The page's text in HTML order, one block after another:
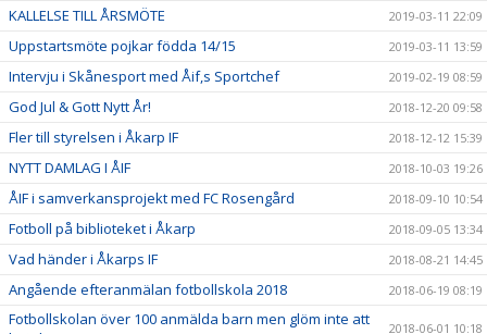
KALLELSE TILL ÅRSMÖTE 2019-03-11 22:09
Uppstartsmöte pojkar födda 14/15 2019-03-11 13:59
Intervju i Skånesport med Åif,s Sportchef 2019-02-19 08:59
God Jul & Gott Nytt År! 2018-12-20 09:58
Fler till styrelsen i Åkarp IF 2018-12-12 15:39
NYTT DAMLAG I ÅIF 2018-10-03 19:26
ÅIF i samverkansprojekt med FC Rosengård 2018-09-10 10:54
Fotboll på biblioteket i Åkarp 2018-09-05 13:34
Vad händer i Åkarps IF 2018-08-21 14:45
Angående efteranmälan fotbollskola 2018 2018-06-19 08:19
Fotbollskolan över 100 anmälda barn men glöm inte att
2018-06-01 10:18